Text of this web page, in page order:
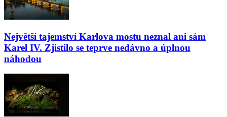
Největší tajemství Karlova mostu neznal ani sám
Karel IV. Zjistilo se teprve nedávno a úplnou
náhodou